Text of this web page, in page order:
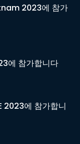
2023에 참가
에 참가합니다
2023에 참가합니